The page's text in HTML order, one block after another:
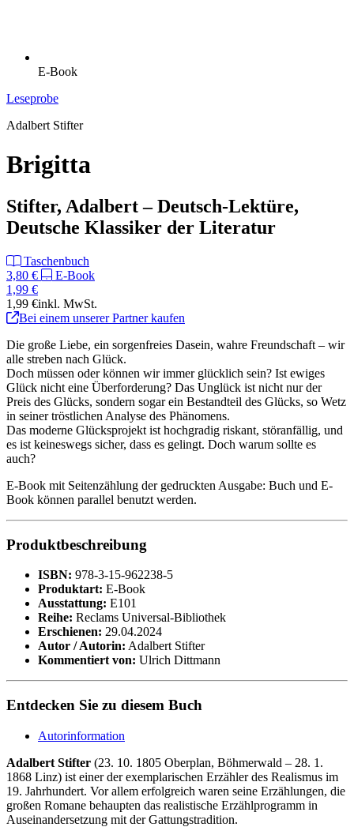
E-Book
Leseprobe
Adalbert Stifter
Brigitta
Stifter, Adalbert – Deutsch-Lektüre,
Deutsche Klassiker der Literatur
Taschenbuch
3,80 €
E-Book
1,99 €
1,99 €inkl. MwSt.
Bei einem unserer Partner kaufen
Die große Liebe, ein sorgenfreies Dasein, wahre Freundschaft – wir
alle streben nach Glück.
Doch müssen oder können wir immer glücklich sein? Ist ewiges
Glück nicht eine Überforderung? Das Unglück ist nicht nur der
Preis des Glücks, sondern sogar ein Bestandteil des Glücks, so Wetz
in seiner tröstlichen Analyse des Phänomens.
Das moderne Glücksprojekt ist hochgradig riskant, störanfällig, und
es ist keineswegs sicher, dass es gelingt. Doch warum sollte es
auch?
E-Book mit Seitenzählung der gedruckten Ausgabe: Buch und E-
Book können parallel benutzt werden.
Produktbeschreibung
ISBN: 978-3-15-962238-5
Produktart: E-Book
Ausstattung: E101
Reihe: Reclams Universal-Bibliothek
Erschienen: 29.04.2024
Autor / Autorin: Adalbert Stifter
Kommentiert von: Ulrich Dittmann
Entdecken Sie zu diesem Buch
Autorinformation
Adalbert Stifter (23. 10. 1805 Oberplan, Böhmerwald – 28. 1.
1868 Linz) ist einer der exemplarischen Erzähler des Realismus im
19. Jahrhundert. Vor allem erfolgreich waren seine Erzählungen, die
großen Romane behaupten das realistische Erzählprogramm in
Auseinandersetzung mit der Gattungstradition.